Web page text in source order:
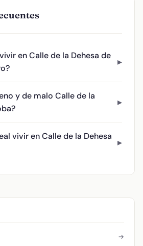
en Calle de la Dehesa de
y de malo Calle de la
vivir en Calle de la Dehesa
→